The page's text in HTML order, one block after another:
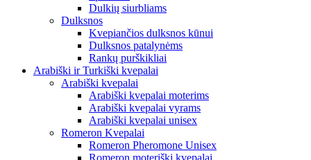
Dulkių siurbliams
Dulksnos
Kvepiančios dulksnos kūnui
Dulksnos patalynėms
Rankų purškikliai
Arabiški ir Turkiški kvepalai
Arabiški kvepalai
Arabiški kvepalai moterims
Arabiški kvepalai vyrams
Arabiški kvepalai unisex
Romeron Kvepalai
Romeron Pheromone Unisex
Romeron moteriški kvepalai